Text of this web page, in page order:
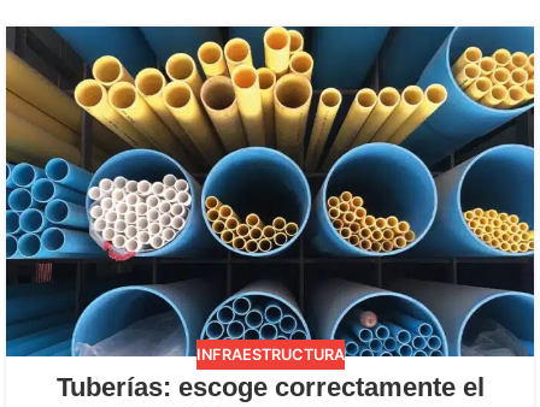
INFRAESTRUCTURA
Tuberías: escoge correctamente el